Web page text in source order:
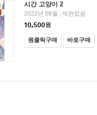
시간 고양이 2
2022년 08월
제한없음
10,500원
원클릭구매 바로구매